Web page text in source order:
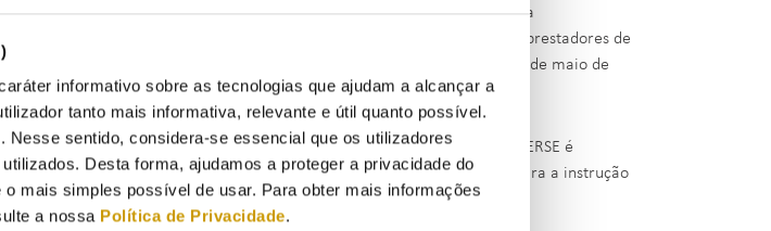
informativo sobre as tecnologias que ajudam a alcançar a
tanto mais informativa, relevante e útil quanto possível.
sentido, considera-se essencial que os utilizadores
Desta forma, ajudamos a proteger a privacidade do
mais simples possível de usar. Para obter mais informações
a nossa Política de Privacidade.
de 15 de setembro, na redação em vigor, diploma legal que estabelece a
do Livro de Reclamações a todos os fornecedores de bens ou prestadores de
público em geral, o Conselho de Administração da ERSE deliberou em 15 de maio de
de Contraordenação n.º 22/2024.
n.º 1 do artigo 11.º do Decreto-Lei n.º 156/2005, de 15 de setembro, a ERSE é
do cumprimento do disposto no referido diploma legal, bem como para a instrução
e para a aplicação de coima e sanções acessórias.